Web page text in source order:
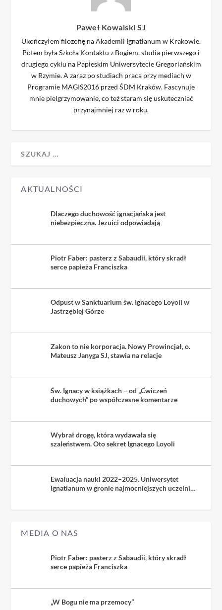
Paweł Kowalski SJ
Ukończyłem filozofię na Akademii Ignatianum w Krakowie.
Potem była Szkoła Kontaktu z Bogiem, studia pierwszego i
drugiego cyklu na Papieskim Uniwersytecie Gregoriańskim
w Rzymie. A zaraz po studiach praca przy mediach w
Programie MAGIS2016 przed ŚDM Kraków. Fascynuje
mnie pielgrzymowanie, co też staram się uskuteczniać
przynajmniej raz w roku.
AKTUALNOŚCI
Dlaczego duchowość ignacjańska jest
niebezpieczna. Jezuici odpowiadają
Piotr Faber: pasterz z Sabaudii, który skradł
serce papieża Franciszka
Odpust w Sanktuarium św. Ignacego Loyoli w
Jastrzębiej Górze
Zakon to nie korporacja. Nowy Prowincjał, o.
Mateusz Janyga SJ, stawia na relacje
Św. Ignacy w książkach – od „Ćwiczeń
duchowych” po współczesne komentarze
Wybrał drogę, która wydawała się
szaleństwem. Oto sekret Ignacego Loyoli
Ewaluacja nauki 2022–2025. Uniwersytet
Ignatianum w gronie najmocniejszych uczelni
MEDIA O NAS
Piotr Faber: pasterz z Sabaudii, który skradł
serce papieża Franciszka
„W Bogu nie ma przemocy”